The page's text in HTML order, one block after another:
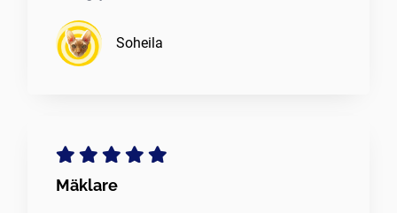
Soheila
Mäklare